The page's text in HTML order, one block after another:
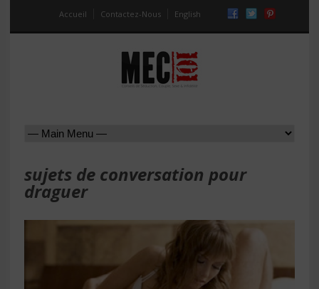
Accueil Contactez-Nous English
sujets de conversation pour
draguer